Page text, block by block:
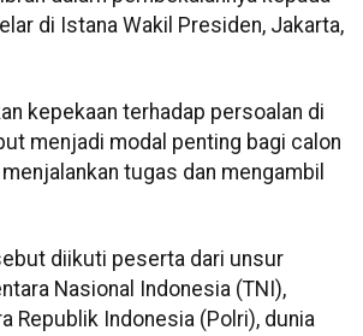
di Istana Wakil Presiden, Jakarta,
kepekaan terhadap persoalan di
menjadi modal penting bagi calon
tugas dan mengambil
diikuti peserta dari unsur
Nasional Indonesia (TNI),
Republik Indonesia (Polri), dunia